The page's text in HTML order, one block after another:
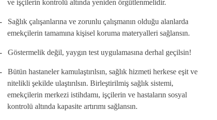
ve işçilerin kontrolü altında yeniden örgütlenmelidir.
Sağlık çalışanlarına ve zorunlu çalışmanın olduğu alanlarda
emekçilerin tamamına kişisel koruma materyalleri sağlansın.
Göstermelik değil, yaygın test uygulamasına derhal geçilsin!
Bütün hastaneler kamulaştırılsın, sağlık hizmeti herkese eşit ve
nitelikli şekilde ulaştırılsın. Birleştirilmiş sağlık sistemi,
emekçilerin merkezi istihdamı, işçilerin ve hastaların sosyal
kontrolü altında kapasite artırımı sağlansın.